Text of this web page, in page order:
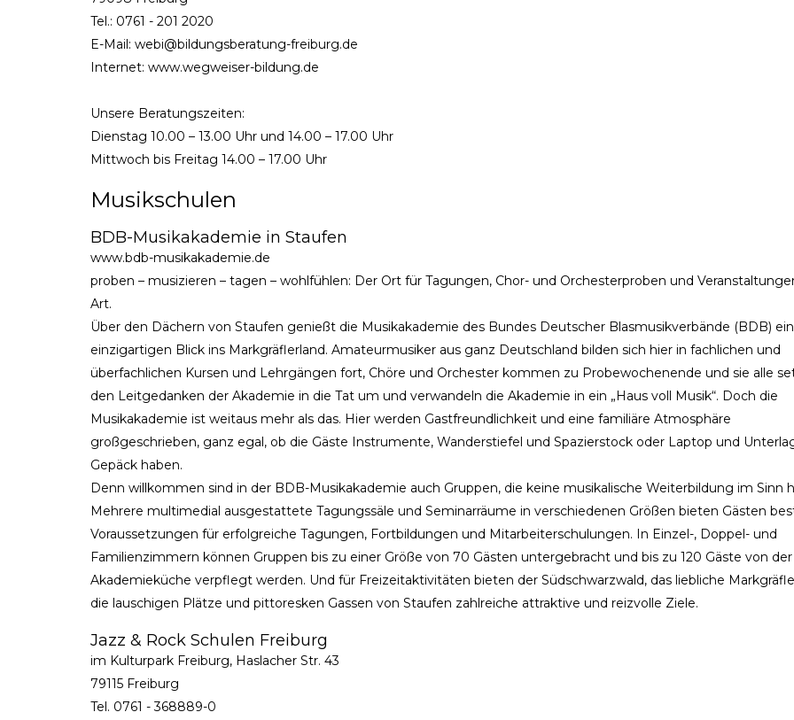
Tel.: 0761 - 201 2020
E-Mail: webi@bildungsberatung-freiburg.de
Internet: www.wegweiser-bildung.de
Unsere Beratungszeiten:
Dienstag 10.00 – 13.00 Uhr und 14.00 – 17.00 Uhr
Mittwoch bis Freitag 14.00 – 17.00 Uhr
Musikschulen
BDB-Musikakademie in Staufen
www.bdb-musikakademie.de
proben – musizieren – tagen – wohlfühlen: Der Ort für Tagungen, Chor- und Orchesterproben und
Art.
Über den Dächern von Staufen genießt die Musikakademie des Bundes Deutscher Blasmusikverbände (BDB)
einzigartigen Blick ins Markgräflerland. Amateurmusiker aus ganz Deutschland bilden sich hier in fachlichen und
überfachlichen Kursen und Lehrgängen fort, Chöre und Orchester kommen zu Probewochenende und sie alle
den Leitgedanken der Akademie in die Tat um und verwandeln die Akademie in ein „Haus voll Musik“. Doch die
Musikakademie ist weitaus mehr als das. Hier werden Gastfreundlichkeit und eine familiäre Atmosphäre
großgeschrieben, ganz egal, ob die Gäste Instrumente, Wanderstiefel und Spazierstock oder Laptop und
Gepäck haben.
Denn willkommen sind in der BDB-Musikakademie auch Gruppen, die keine musikalische Weiterbildung im Sinn
Mehrere multimedial ausgestattete Tagungssäle und Seminarräume in verschiedenen Größen bieten Gästen
Voraussetzungen für erfolgreiche Tagungen, Fortbildungen und Mitarbeiterschulungen. In Einzel-, Doppel- und
Familienzimmern können Gruppen bis zu einer Größe von 70 Gästen untergebracht und bis zu 120 Gäste von der
Akademieküche verpflegt werden. Und für Freizeitaktivitäten bieten der Südschwarzwald, das liebliche
die lauschigen Plätze und pittoresken Gassen von Staufen zahlreiche attraktive und reizvolle Ziele.
Jazz & Rock Schulen Freiburg
im Kulturpark Freiburg, Haslacher Str. 43
79115 Freiburg
Tel. 0761 - 368889-0